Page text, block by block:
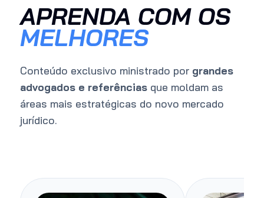
APRENDA COM OS
MELHORES
Conteúdo exclusivo ministrado por grandes
advogados e referências que moldam as
áreas mais estratégicas do novo mercado
jurídico.